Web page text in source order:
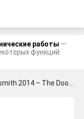
работы —
функций
2014 – The Doors Song Pack II